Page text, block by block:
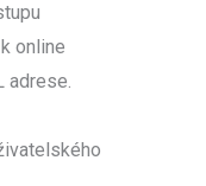
online
adrese.